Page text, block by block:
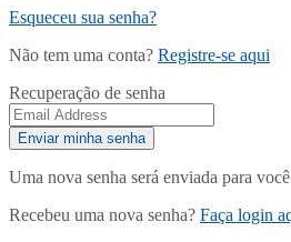
Esqueceu sua senha?
Não tem uma conta? Registre-se aqui
Recuperação de senha
Uma nova senha será enviada para
Recebeu uma nova senha? Faça login